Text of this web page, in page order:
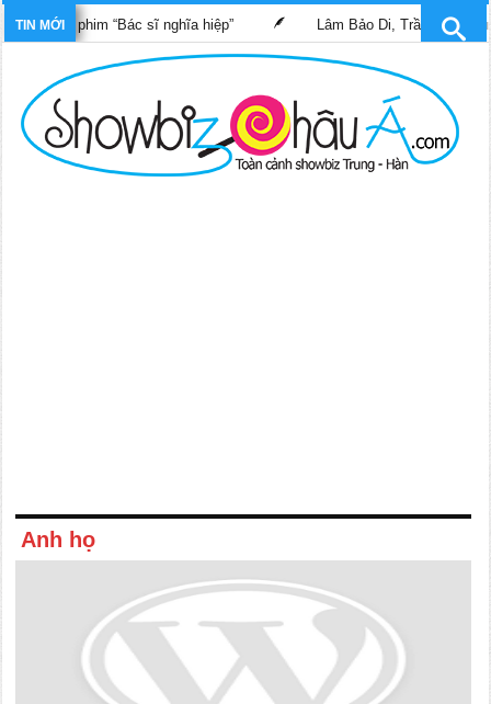
TIN MỚI
phim “Bác sĩ nghĩa hiệp” Lâm Bảo Di, Trần Pháp Dung
Anh họ